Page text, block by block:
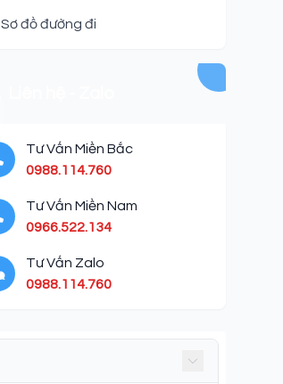
Sơ đồ đường đi
Tư Vấn Miền Bắc
0988.114.760
Tư Vấn Miền Nam
0966.522.134
Tư Vấn Zalo
0988.114.760